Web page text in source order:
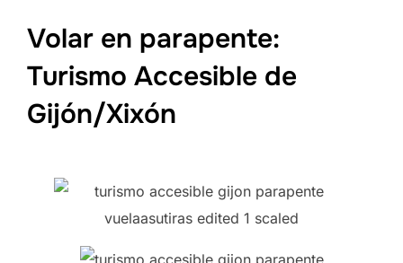
Volar en parapente:
Turismo Accesible de
Gijón/Xixón